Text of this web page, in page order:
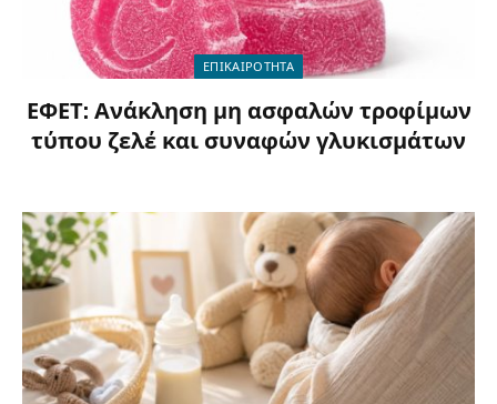
ΕΠΙΚΑΙΡΟΤΗΤΑ
ΕΦΕΤ: Ανάκληση μη ασφαλών τροφίμων
τύπου ζελέ και συναφών γλυκισμάτων